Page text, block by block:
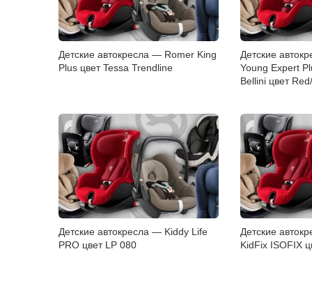
Детские автокресла — Romer King
Plus цвет Tessa Trendline
Детские
Young Expert
Bellini цвет
Детские автокресла — Kiddy Life
PRO цвет LP 080
Детские
KidFix ISOFIX